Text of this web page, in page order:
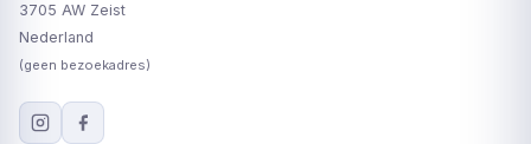
3705 AW Zeist
Nederland
(geen bezoekadres)